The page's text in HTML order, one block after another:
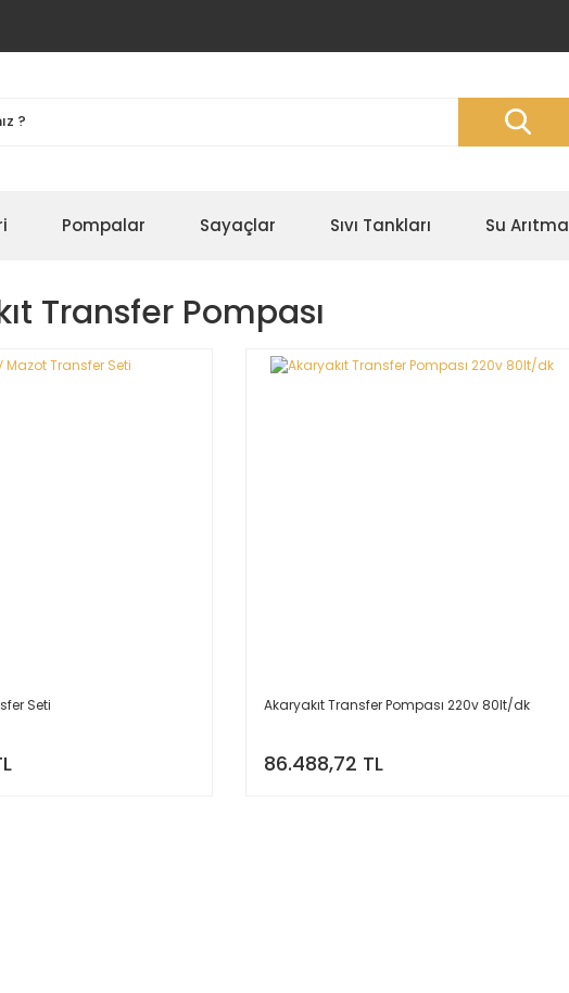
Pompalar Sayaçlar Sıvı Tankları Su Arıtma
Transfer Pompası
Seti Akaryakıt Transfer Pompası 220v 80lt/dk
86.488,72 TL